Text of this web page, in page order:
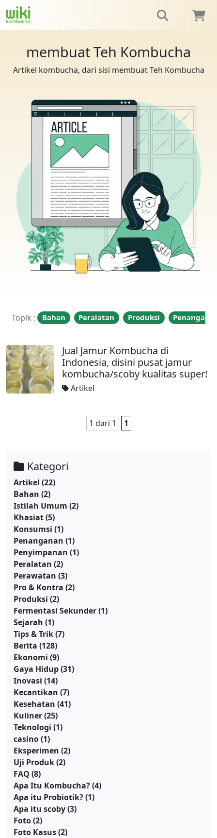
membuat Teh Kombucha
Artikel kombucha, dari sisi membuat Teh Kombucha
Topik : Bahan Peralatan Produksi
Jual Jamur Kombucha di
Indonesia, disini pusat jamur
kombucha/scoby kualitas super!
Artikel
1 dari 1 1
Kategori
Artikel (22)
Bahan (2)
Istilah Umum (2)
Khasiat(5)
Konsumsi (1)
Penanganan (1)
Penyimpanan (1)
Peralatan (2)
Perawatan (3)
Pro & Kontra (2)
Produksi (2)
Fermentasi Sekunder(1)
Sejarah (1)
Tips & Trik(7)
Berita (128)
Ekonomi (9)
Gaya Hidup(31)
Inovasi (14)
Kecantikan (7)
Kesehatan (41)
Kuliner(25)
Teknologi (1)
casino(1)
Eksperimen (2)
Uji Produk(2)
FAQ (8)
Apa Itu Kombucha?(4)
Apa itu Probiotik?(1)
Apa itu scoby(3)
Foto(2)
Foto Kasus(2)